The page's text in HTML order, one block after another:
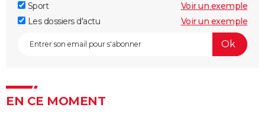
Sport
Voir un exemple
Les dossiers d'actu
Voir un exemple
EN CE MOMENT